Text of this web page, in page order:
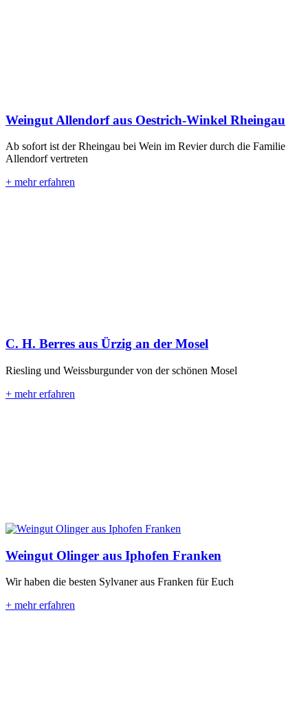
Weingut Allendorf aus Oestrich-Winkel Rheingau
Ab sofort ist der Rheingau bei Wein im Revier durch die Familie
Allendorf vertreten
+ mehr erfahren
C. H. Berres aus Ürzig an der Mosel
Riesling und Weissburgunder von der schönen Mosel
+ mehr erfahren
Weingut Olinger aus Iphofen Franken
Wir haben die besten Sylvaner aus Franken für Euch
+ mehr erfahren